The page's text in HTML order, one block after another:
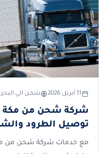
11 أبريل 2026 شحن الي
توصيل الطرود
مع خدمات شركة شحن من مكة